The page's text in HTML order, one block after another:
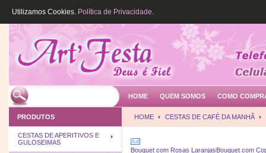
HOME QUEM SOMOS COMO
HOME CESTAS DE CAFÉ DA MANHÃ
Bouquet com Rosas LaranjasBouquet com
PRODUTOS
CESTAS DE APERITIVOS E
GULOSEIMAS
Utilizamos Cookies. Política de Privacidade.